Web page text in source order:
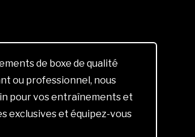
de boxe de qualité
ou professionnel, nous
pour vos entraînements et
exclusives et équipez-vous